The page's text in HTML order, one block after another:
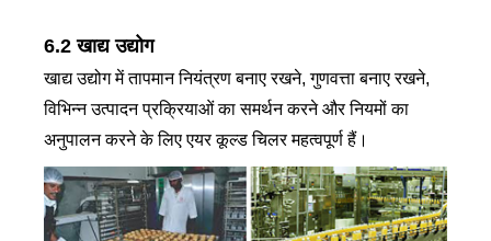
6.2 खाद्य उद्योग
खाद्य उद्योग में तापमान नियंत्रण बनाए रखने, गुणवत्ता बनाए रखने,
विभिन्न उत्पादन प्रक्रियाओं का समर्थन करने और नियमों का
अनुपालन करने के लिए एयर कूल्ड चिलर महत्वपूर्ण हैं।